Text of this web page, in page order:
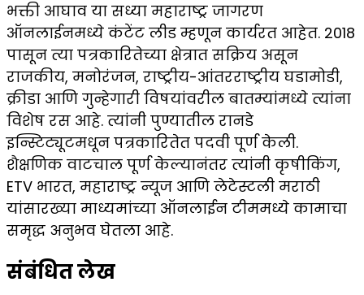
भक्ती आघाव या सध्या महाराष्ट्र जागरण
ऑनलाईनमध्ये कंटेंट लीड म्हणून कार्यरत आहेत. 2018
पासून त्या पत्रकारितेच्या क्षेत्रात सक्रिय असून
राजकीय, मनोरंजन, राष्ट्रीय-आंतरराष्ट्रीय घडामोडी,
क्रीडा आणि गुन्हेगारी विषयांवरील बातम्यांमध्ये त्यांना
विशेष रस आहे. त्यांनी पुण्यातील रानडे
इन्स्टिट्यूटमधून पत्रकारितेत पदवी पूर्ण केली.
शैक्षणिक वाटचाल पूर्ण केल्यानंतर त्यांनी कृषीकिंग,
ETV भारत, महाराष्ट्र न्यूज आणि लेटेस्टली मराठी
यांसारख्या माध्यमांच्या ऑनलाईन टीममध्ये कामाचा
समृद्ध अनुभव घेतला आहे.
संबंधित लेख